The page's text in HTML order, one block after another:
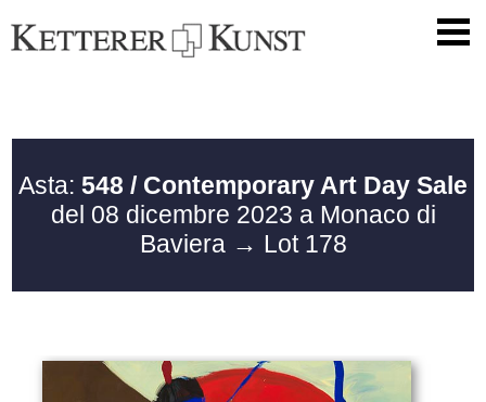
Asta: 548 / Contemporary Art Day Sale
del 08 dicembre 2023 a Monaco di
Baviera → Lot 178